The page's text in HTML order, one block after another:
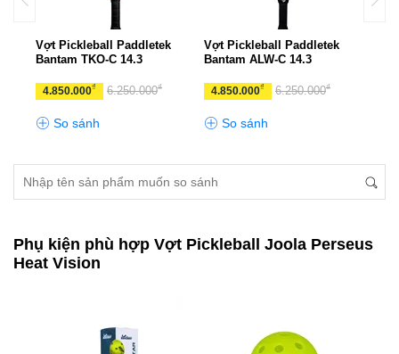
Vợt Pickleball Paddletek
Bantam TKO-C 14.3
4.850.000₫ 6.250.000₫
So sánh
Vợt Pickleball Paddletek
Bantam ALW-C 14.3
4.850.000₫ 6.250.000₫
So sánh
Phụ kiện phù hợp Vợt Pickleball Joola Perseus
Heat Vision